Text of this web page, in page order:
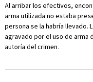
Al arribar los efectivos,
arma utilizada no estaba
persona se la habría llevado.
agravado por el uso de arma
autoría del crimen.